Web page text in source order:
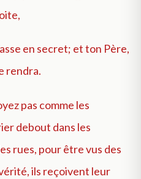
en secret; et ton Père,
rendra.
pas comme les
debout dans les
rues, pour être vus des
ils reçoivent leur